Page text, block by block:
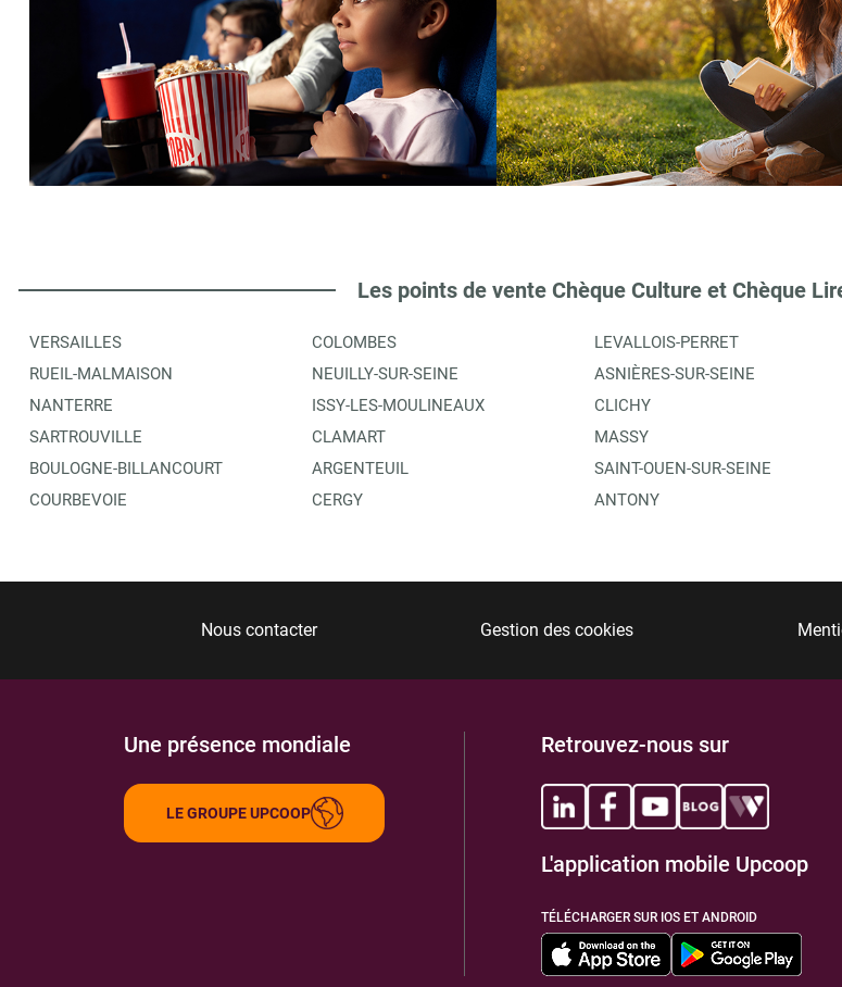
Les points de vente Chèque Culture et Chèque
VERSAILLES
RUEIL-MALMAISON
NANTERRE
SARTROUVILLE
BOULOGNE-BILLANCOURT
COURBEVOIE
COLOMBES
NEUILLY-SUR-SEINE
ISSY-LES-MOULINEAUX
CLAMART
ARGENTEUIL
CERGY
LEVALLOIS-PERRET
ASNIÈRES-SUR-SEINE
CLICHY
MASSY
SAINT-OUEN-SUR-SEINE
ANTONY
Nous contacter Gestion des cookies
Une présence mondiale
LE GROUPE UPCOOP
Retrouvez-nous sur
L'application mobile Upcoop
TÉLÉCHARGER SUR IOS ET ANDROID